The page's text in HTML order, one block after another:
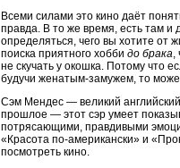
Всеми силами это кино даёт
правда. В то же время, есть там
определяться, чего вы хотите от
поиска приятного хобби до брака,
не скучать у окошка. Потому что
будучи женатым-замужем, то
Сэм Мендес — великий
прошлое — этот сэр умеет
потрясающими, правдивыми
«Красота по-американски» и
посмотреть кино.